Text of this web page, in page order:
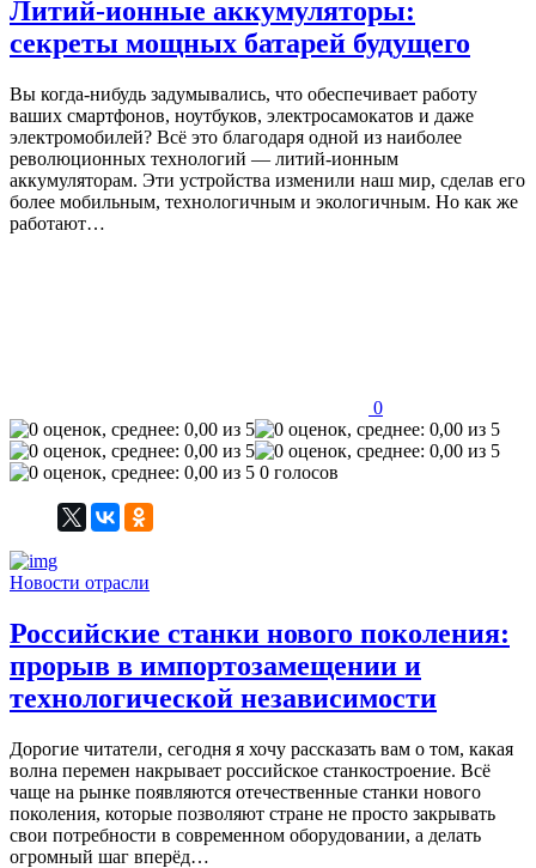
Литий-ионные аккумуляторы:
секреты мощных батарей будущего
Вы когда-нибудь задумывались, что обеспечивает работу
ваших смартфонов, ноутбуков, электросамокатов и даже
электромобилей? Всё это благодаря одной из наиболее
революционных технологий — литий-ионным
аккумуляторам. Эти устройства изменили наш мир, сделав его
более мобильным, технологичным и экологичным. Но как же
работают…
0
0 голосов
Новости отрасли
Российские станки нового поколения:
прорыв в импортозамещении и
технологической независимости
Дорогие читатели, сегодня я хочу рассказать вам о том, какая
волна перемен накрывает российское станкостроение. Всё
чаще на рынке появляются отечественные станки нового
поколения, которые позволяют стране не просто закрывать
свои потребности в современном оборудовании, а делать
огромный шаг вперёд…